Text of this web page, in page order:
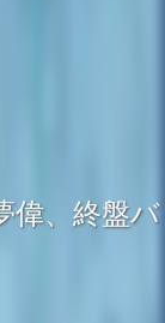
偉、終盤バ